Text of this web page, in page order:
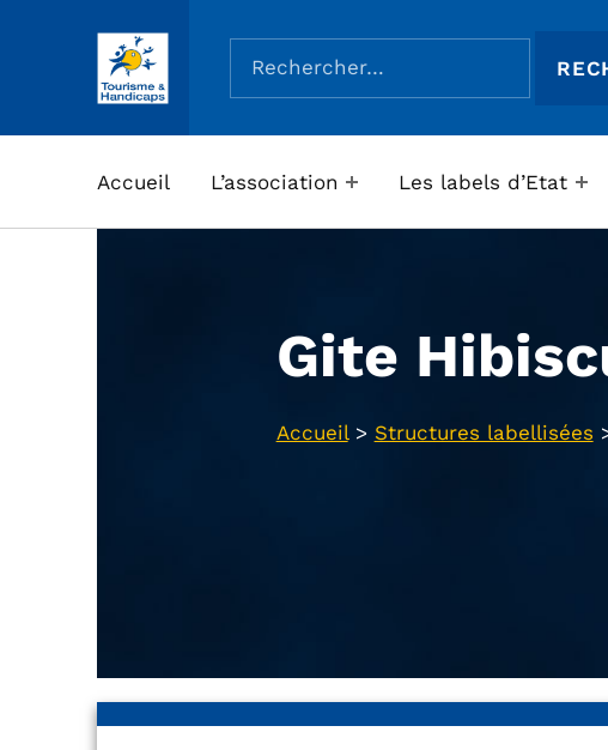
ASSOCIATION TOURISME ET HANDICAPS
Rechercher :
Accueil L’association Les labels d’Etat
Gite
Accueil> Structures labellisées